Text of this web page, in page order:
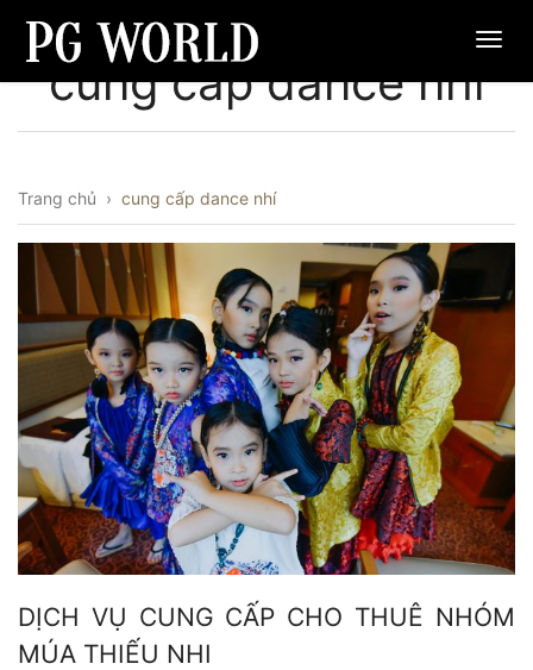
cung cấp dance nhí
Trang chủ › cung cấp dance nhí
DỊCH VỤ CUNG CẤP CHO THUÊ NHÓM
MÚA THIẾU NHI